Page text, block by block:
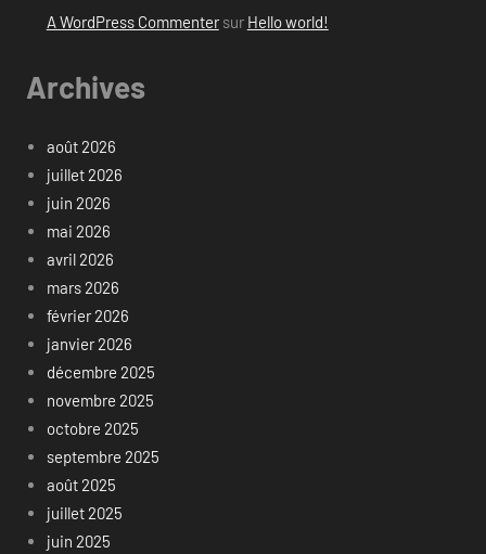
A WordPress Commentersur Hello world!
Archives
août 2026
juillet 2026
juin 2026
mai 2026
avril 2026
mars 2026
février 2026
janvier 2026
décembre 2025
novembre 2025
octobre 2025
septembre 2025
août 2025
juillet 2025
juin 2025